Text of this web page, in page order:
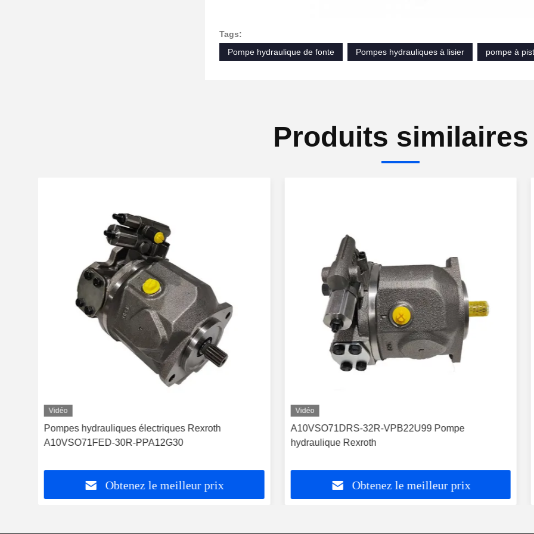
Tags:
Pompe hydraulique de fonte
Pompes hydrauliques à lisier pompe à
Produits similaires
Vidéo
Pompes hydrauliques électriques Rexroth
A10VSO71FED-30R-PPA12G30
Obtenez le meilleur prix
Vidéo
A10VSO71DRS-32R-VPB22U99 Pompe
hydraulique Rexroth
Obtenez le meilleur prix